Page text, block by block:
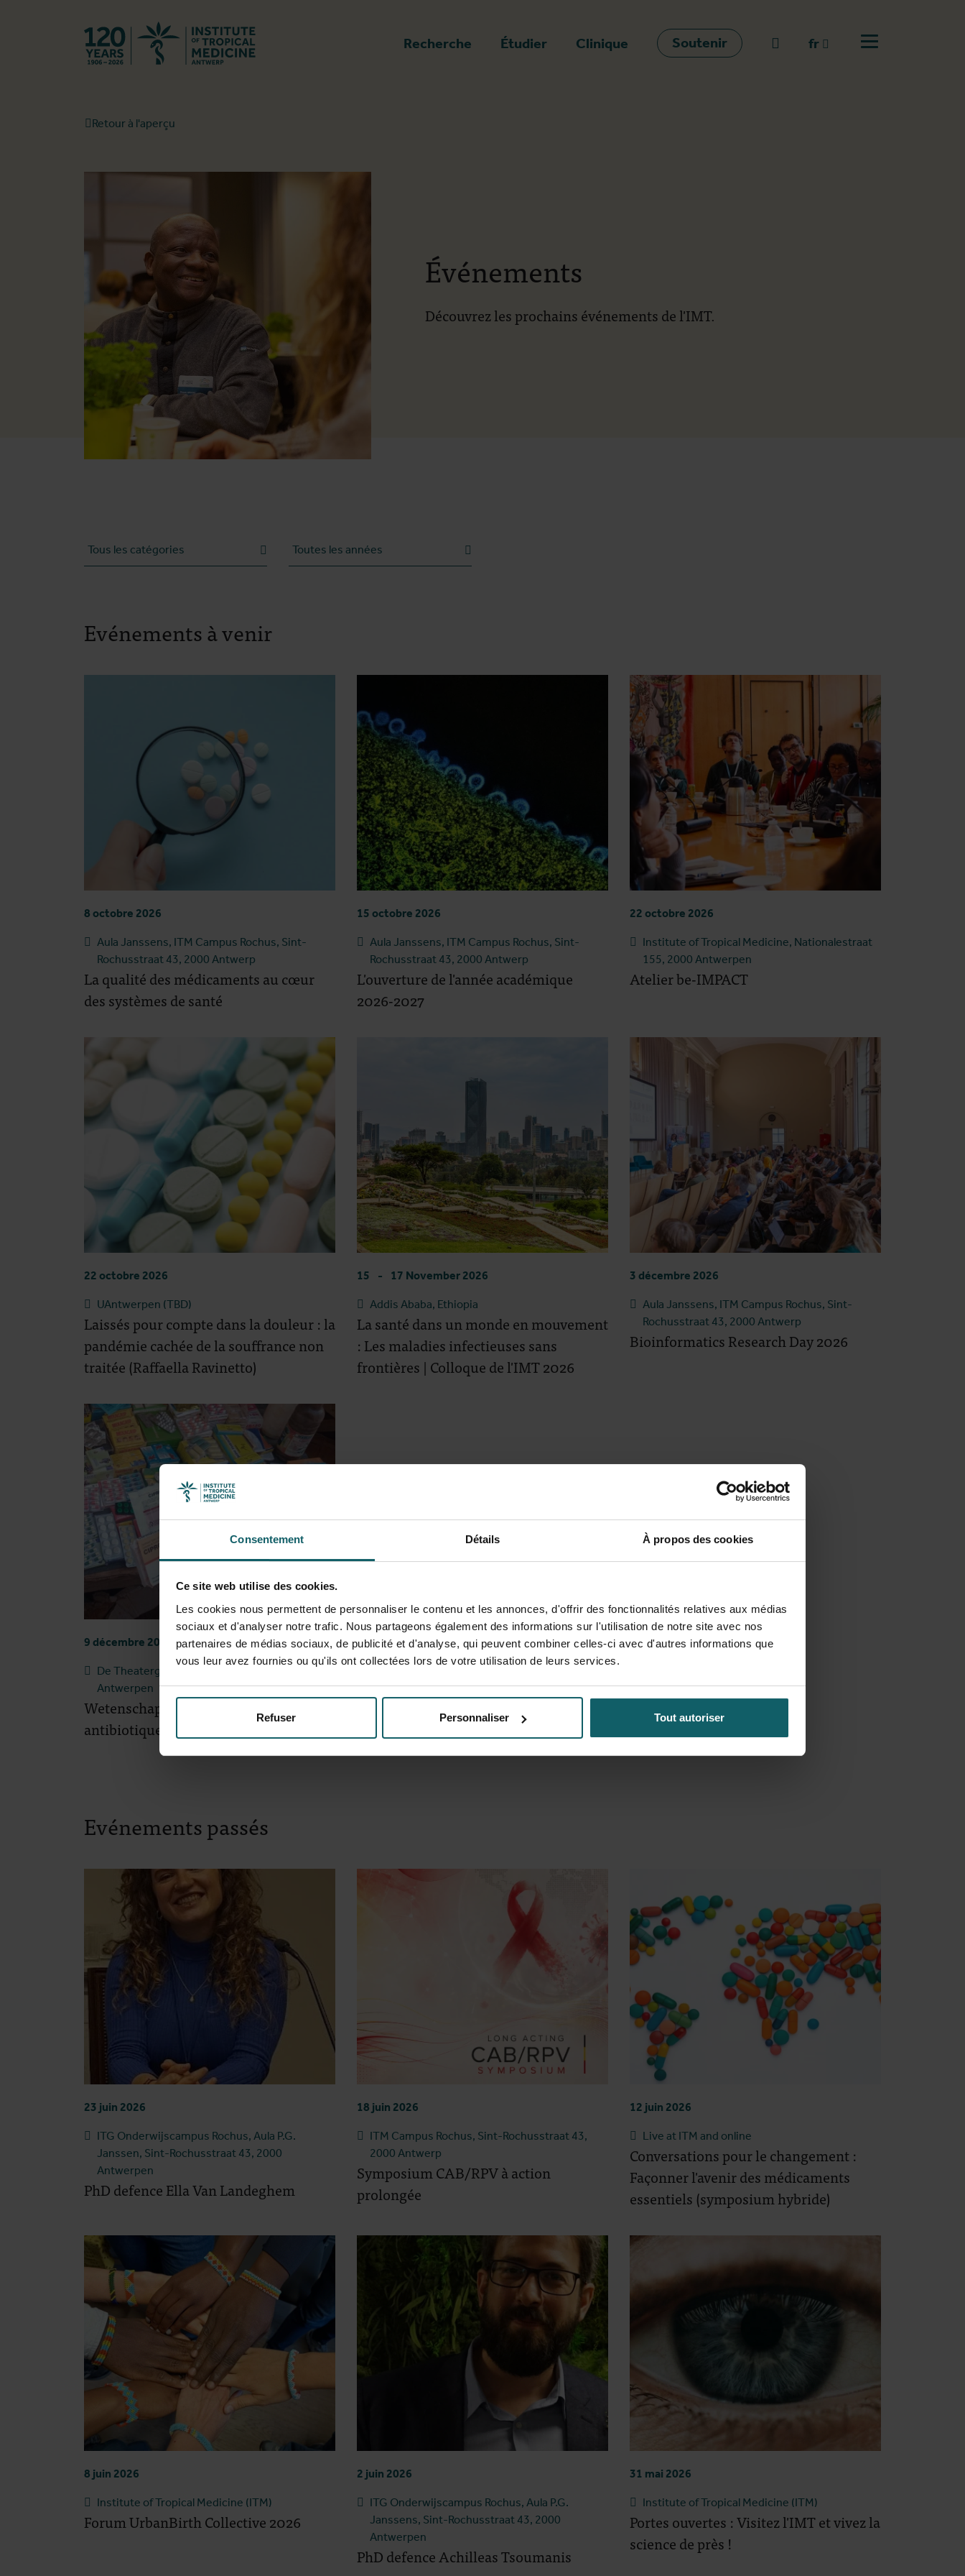
Consentement Détails À propos des cookies
Ce site web utilise des cookies.
Les cookies nous permettent de personnaliser le contenu et les annonces, d'offrir des fonctionnalités relatives aux médias
sociaux et d'analyser notre trafic. Nous partageons également des informations sur l'utilisation de notre site avec nos
partenaires de médias sociaux, de publicité et d'analyse, qui peuvent combiner celles-ci avec d'autres informations que
vous leur avez fournies ou qu'ils ont collectées lors de votre utilisation de leurs services.
Refuser Personnaliser Tout autoriser
Recherche Étudier Clinique Soutenir go to search
fr
Ouvrir le menu
Retour à l'aperçu
Événements
Découvrez les prochains événements de l'IMT.
Evénements à venir
8 octobre 2026
Aula Janssens, ITM Campus Rochus, Sint-
Rochusstraat 43, 2000 Antwerp
La qualité des médicaments au cœur
des systèmes de santé
15 octobre 2026
Aula Janssens, ITM Campus Rochus, Sint-
Rochusstraat 43, 2000 Antwerp
L'ouverture de l'année académique
2026-2027
22 octobre 2026
Institute of Tropical Medicine, Nationalestraat
155, 2000 Antwerpen
Atelier be-IMPACT
22 octobre 2026
UAntwerpen (TBD)
Laissés pour compte dans la douleur : la
pandémie cachée de la souffrance non
traitée (Raffaella Ravinetto)
15 - 17 November 2026
Addis Ababa, Ethiopia
La santé dans un monde en mouvement
: Les maladies infectieuses sans
frontières | Colloque de l'IMT 2026
3 décembre 2026
Aula Janssens, ITM Campus Rochus, Sint-
Rochusstraat 43, 2000 Antwerp
Bioinformatics Research Day 2026
9 décembre 2026
De Theatergarage, Bouwhandelstraat 72, 2140
Antwerpen
Wetenschap Centraal : Les
antibiotiques sous pression
Evénements passés
23 juin 2026
ITG Onderwijscampus Rochus, Aula P.G.
Janssen, Sint-Rochusstraat 43, 2000
Antwerpen
PhD defence Ella Van Landeghem
18 juin 2026
ITM Campus Rochus, Sint-Rochusstraat 43,
2000 Antwerp
Symposium CAB/RPV à action
prolongée
12 juin 2026
Live at ITM and online
Conversations pour le changement :
Façonner l'avenir des médicaments
essentiels (symposium hybride)
8 juin 2026
Institute of Tropical Medicine (ITM)
Forum UrbanBirth Collective 2026
2 juin 2026
ITG Onderwijscampus Rochus, Aula P.G.
Janssens, Sint-Rochusstraat 43, 2000
Antwerpen
PhD defence Achilleas Tsoumanis
31 mai 2026
Institute of Tropical Medicine (ITM)
Portes ouvertes : Visitez l'IMT et vivez la
science de près !